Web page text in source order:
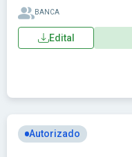
BANCA
Edital
Ver concurso:
Autorizado